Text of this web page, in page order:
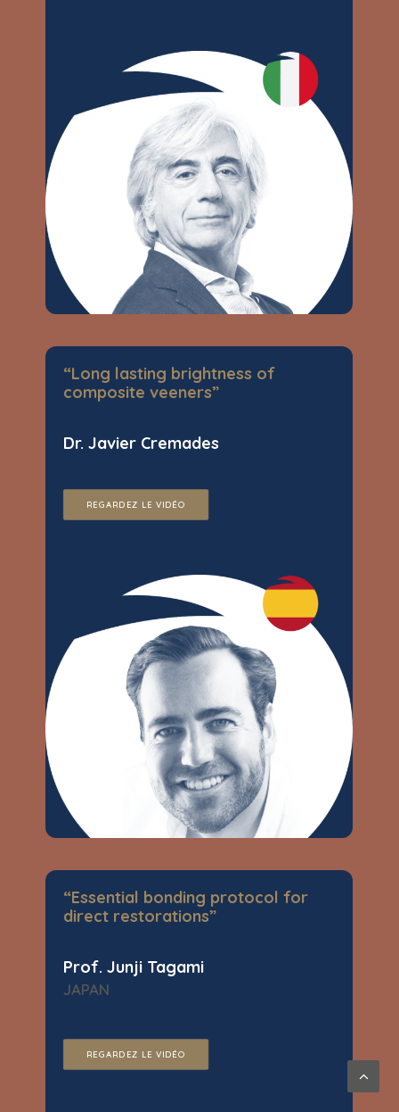
“Long lasting brightness of
composite veeners”
Dr. Javier Cremades
REGARDEZ LE VIDÉO
“Essential bonding protocol for
direct restorations”
Prof. Junji Tagami
JAPAN
REGARDEZ LE VIDÉO